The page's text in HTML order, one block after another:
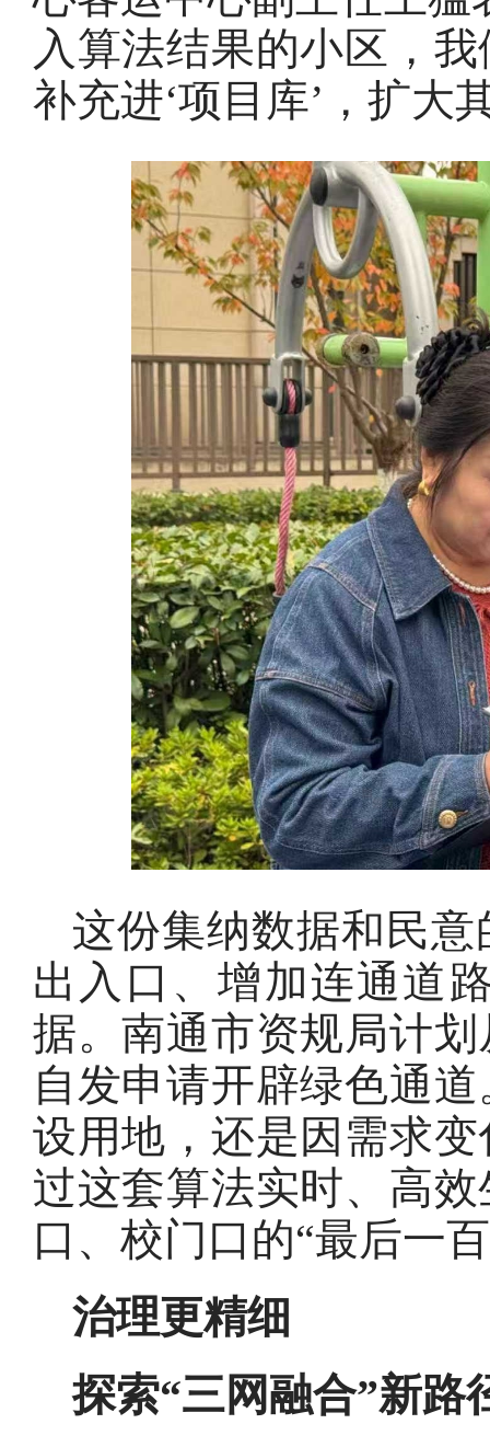
入算法结果的小区，
补充进‘项目库’，扩大
这份集纳数据和民
出入口、增加连通道
据。南通市资规局计
自发申请开辟绿色通
设用地，还是因需求
过这套算法实时、高
口、校门口的“最后一
治理更精细
探索“三网融合”新路